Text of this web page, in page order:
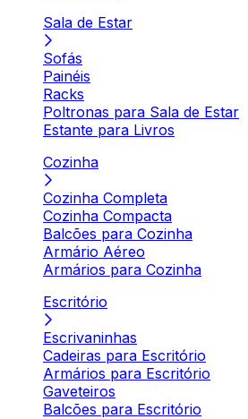
Sala de Estar
Sofás
Painéis
Racks
Poltronas para Sala de Estar
Estante para Livros
Cozinha
Cozinha Completa
Cozinha Compacta
Balcões para Cozinha
Armário Aéreo
Armários para Cozinha
Escritório
Escrivaninhas
Cadeiras para Escritório
Armários para Escritório
Gaveteiros
Balcões para Escritório